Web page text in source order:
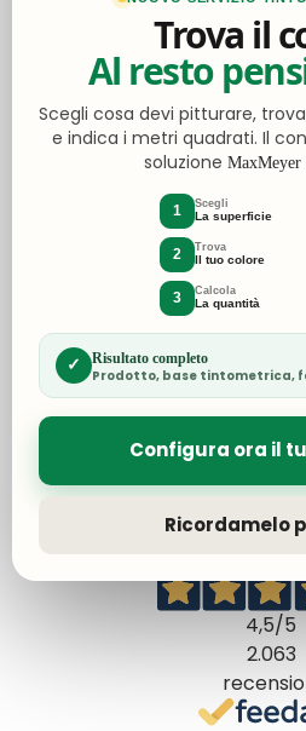
Set Da
In Resina
Ideale per creare un angolo
balcone di casa. Struttura
resistente agli agenti
utilizzo outdoor pratico e
Brand: IPAE-PROGARDEN
Scopri versione Moka
Scopri versione Bianca
Scopri versione Antracite
4,5/5
2.063
Trova il
Al resto
Scegli cosa devi pitturare,
e indica i metri quadrati. Il
soluzione MaxMeyer
1 Scegli
La superficie
2 Trova
Il tuo colore
3 Calcola
La quantità
✓ Risultato completo
Prodotto, base tintometrica,
Configura ora il
Ricordamelo